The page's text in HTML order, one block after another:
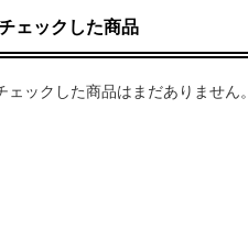
ェックした商品
ェックした商品はまだありません。